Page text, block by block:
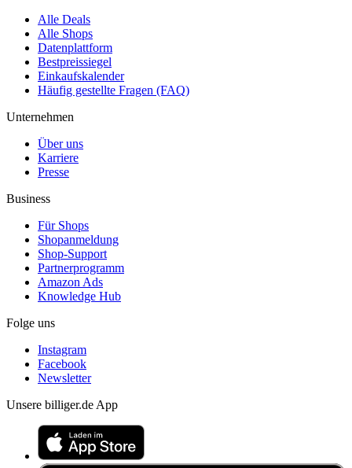
Alle Deals
Alle Shops
Datenplattform
Bestpreissiegel
Einkaufskalender
Häufig gestellte Fragen (FAQ)
Unternehmen
Über uns
Karriere
Presse
Business
Für Shops
Shopanmeldung
Shop-Support
Partnerprogramm
Amazon Ads
Knowledge Hub
Folge uns
Instagram
Facebook
Newsletter
Unsere billiger.de App